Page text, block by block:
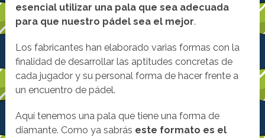
esencial utilizar una pala que sea adecuada
para que nuestro pádel sea el mejor.
Los fabricantes han elaborado varias formas con la
finalidad de desarrollar las aptitudes concretas de
cada jugador y su personal forma de hacer frente a
un encuentro de pádel.
Aquí tenemos una pala que tiene una forma de
diamante. Como ya sabrás este formato es el